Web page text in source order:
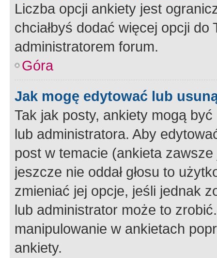
Liczba opcji ankiety jest
chciałbyś dodać więcej opcji
administratorem forum.
Góra
Jak mogę edytować lub
Tak jak posty, ankiety mogą
lub administratora. Aby
post w temacie (ankieta
jeszcze nie oddał głosu to
zmieniać jej opcje, jeśli jednak
lub administrator może to
manipulowanie w ankietach
ankiety.